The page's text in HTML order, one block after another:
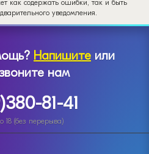
как содержать ошибки, так и быть
уведомления.
Напишите или
нам
81-41
18 (без перерыва)